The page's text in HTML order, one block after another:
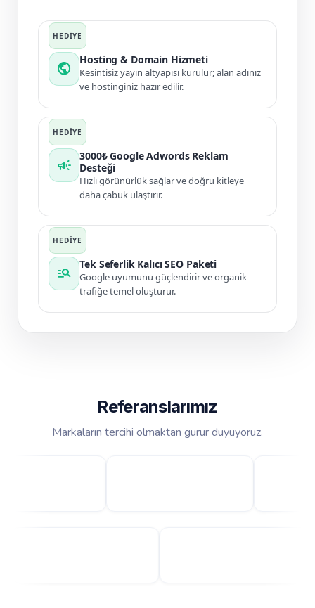
public
Hosting & Domain Hizmeti
Kesintisiz yayın altyapısı kurulur; alan adınız
ve hostinginiz hazır edilir.
campaign
3000₺ Google Adwords Reklam
Desteği
Hızlı görünürlük sağlar ve doğru kitleye
daha çabuk ulaştırır.
manage_search
Tek Seferlik Kalıcı SEO Paketi
Google uyumunu güçlendirir ve organik
trafiğe temel oluşturur.
Referanslarımız
Markaların tercihi olmaktan gurur duyuyoruz.